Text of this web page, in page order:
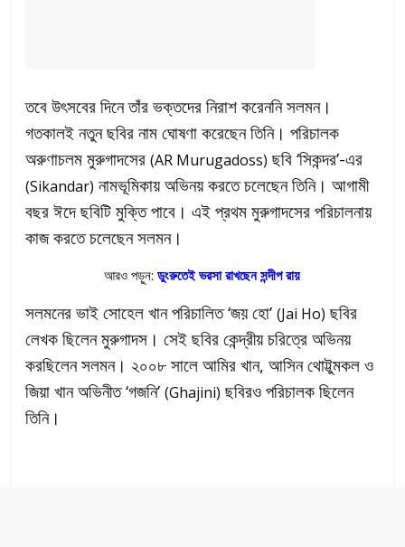
তবে উৎসবের দিনে তাঁর ভক্তদের নিরাশ করেননি সলমন।
গতকালই নতুন ছবির নাম ঘোষণা করেছেন তিনি। পরিচালক
অরুণাচলম মুরুগাদসের(AR Murugadoss) ছবি ‘সিকন্দর’-এর
(Sikandar) নামভূমিকায় অভিনয় করতে চলেছেন তিনি। আগামী
বছর ঈদে ছবিটি মুক্তি পাবে। এই প্রথম মুরুগাদসের পরিচালনায়
কাজ করতে চলেছেন সলমন।
আরও পড়ুন:ডুংরুতেই ভরসা রাখছেন সন্দীপ রায়
সলমনের ভাই সোহেল খান পরিচালিত ‘জয় হো’(Jai Ho) ছবির
লেখক ছিলেন মুরুগাদস। সেই ছবির কেন্দ্রীয় চরিত্রে অভিনয়
করছিলেন সলমন। ২০০৮ সালে আমির খান, আসিন থোট্টুমকল ও
জিয়া খান অভিনীত ‘গজনি’(Ghajini) ছবিরও পরিচালক ছিলেন
তিনি।